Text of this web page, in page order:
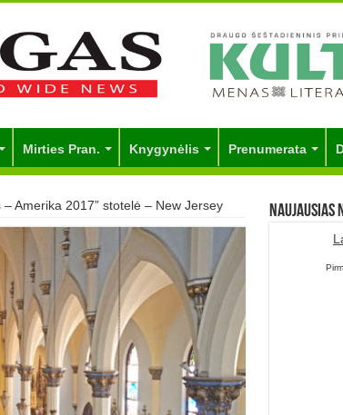
Mirties Pran. Knygynėlis Prenumerata
Amerika 2017” stotelė – New Jersey Naujausias